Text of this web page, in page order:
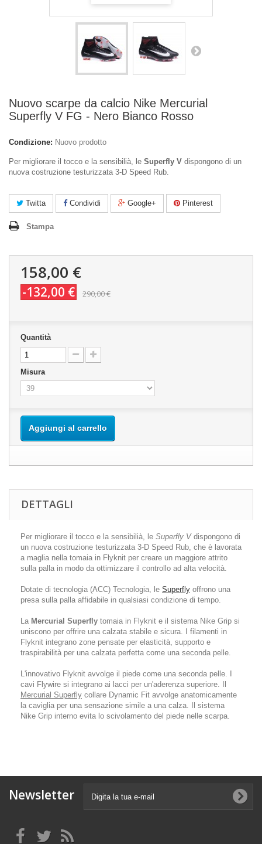
Nuovo scarpe da calcio Nike Mercurial
Superfly V FG - Nero Bianco Rosso
Condizione: Nuovo prodotto
Per migliorare il tocco e la sensibilià, le Superfly V dispongono di un
nuova costruzione testurizzata 3-D Speed Rub.
Twitta Condividi Google+ Pinterest
Stampa
158,00 €
-132,00 € 290,00 €
Quantità
Misura
Aggiungi al carrello
DETTAGLI
Per migliorare il tocco e la sensibilià, le Superfly Vdispongono di
un nuova costruzione testurizzata 3-D Speed Rub, che è lavorata
a maglia nella tomaia in Flyknit per creare un maggiore attrito
sulla palla in modo da ottimizzare il controllo ad alta velocità.
Dotate di tecnologia (ACC) Tecnologia, le Superfly offrono una
presa sulla palla affidabile in qualsiasi condizione di tempo.
La Mercurial Superfly tomaia in Flyknit e il sistema Nike Grip si
uniscono per offrire una calzata stabile e sicura. I filamenti in
Flyknit integrano zone pensate per elasticità, supporto e
traspirabilità per una calzata perfetta come una seconda pelle.
L'innovativo Flyknit avvolge il piede come una seconda pelle. I
cavi Flywire si integrano ai lacci per un'aderenza superiore. Il
Mercurial Superfly collare Dynamic Fit avvolge anatomicamente
la caviglia per una sensazione simile a una calza. Il sistema
Nike Grip interno evita lo scivolamento del piede nelle scarpa.
Newsletter